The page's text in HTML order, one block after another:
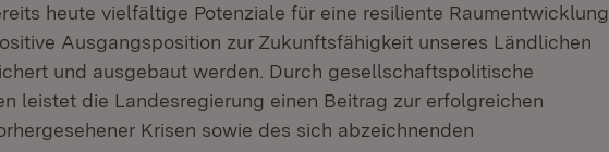
heute vielfältige Potenziale für eine resiliente Raumentwicklung
Ausgangsposition zur Zukunftsfähigkeit unseres Ländlichen
und ausgebaut werden. Durch gesellschaftspolitische
leistet die Landesregierung einen Beitrag zur erfolgreichen
Krisen sowie des sich abzeichnenden